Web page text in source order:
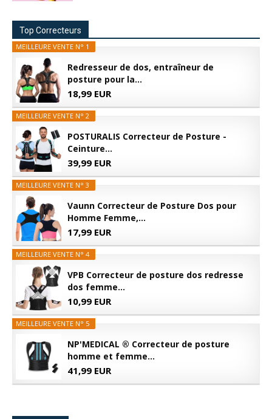
Top Correcteurs
MEILLEURE VENTE N° 1
Redresseur de dos, entraîneur de
posture pour la...
18,99 EUR
MEILLEURE VENTE N° 2
POSTURALIS Correcteur de Posture -
Ceinture...
39,99 EUR
MEILLEURE VENTE N° 3
Vaunn Correcteur de Posture Dos pour
Homme Femme,...
17,99 EUR
MEILLEURE VENTE N° 4
VPB Correcteur de posture dos redresse
dos femme...
10,99 EUR
MEILLEURE VENTE N° 5
NP'MEDICAL ® Correcteur de posture
homme et femme...
41,99 EUR